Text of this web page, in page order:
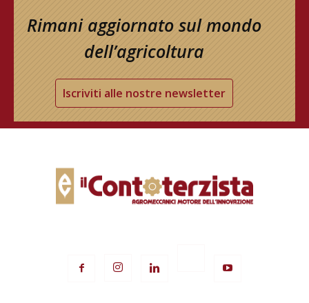
Rimani aggiornato sul mondo
dell’agricoltura
Iscriviti alle nostre newsletter